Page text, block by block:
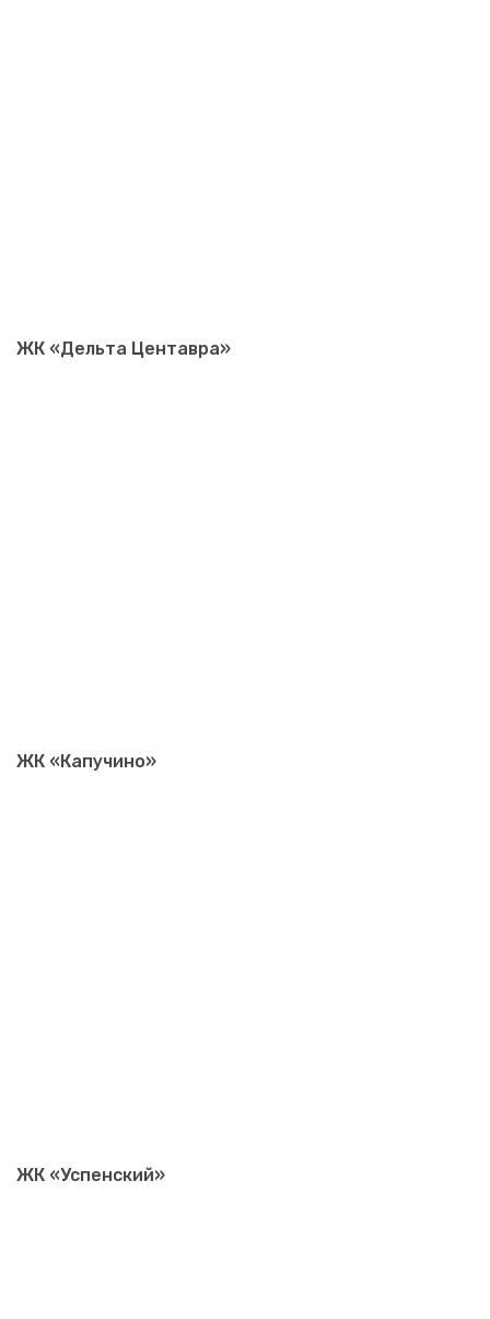
ЖК «Дельта Центавра»
ЖК «Капучино»
ЖК «Успенский»